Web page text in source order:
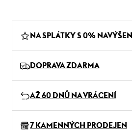
NA SPLÁTKY S 0% NAVÝŠENÍ
DOPRAVA ZDARMA
AŽ 60 DNŮ NA VRÁCENÍ
7 KAMENNÝCH PRODEJEN